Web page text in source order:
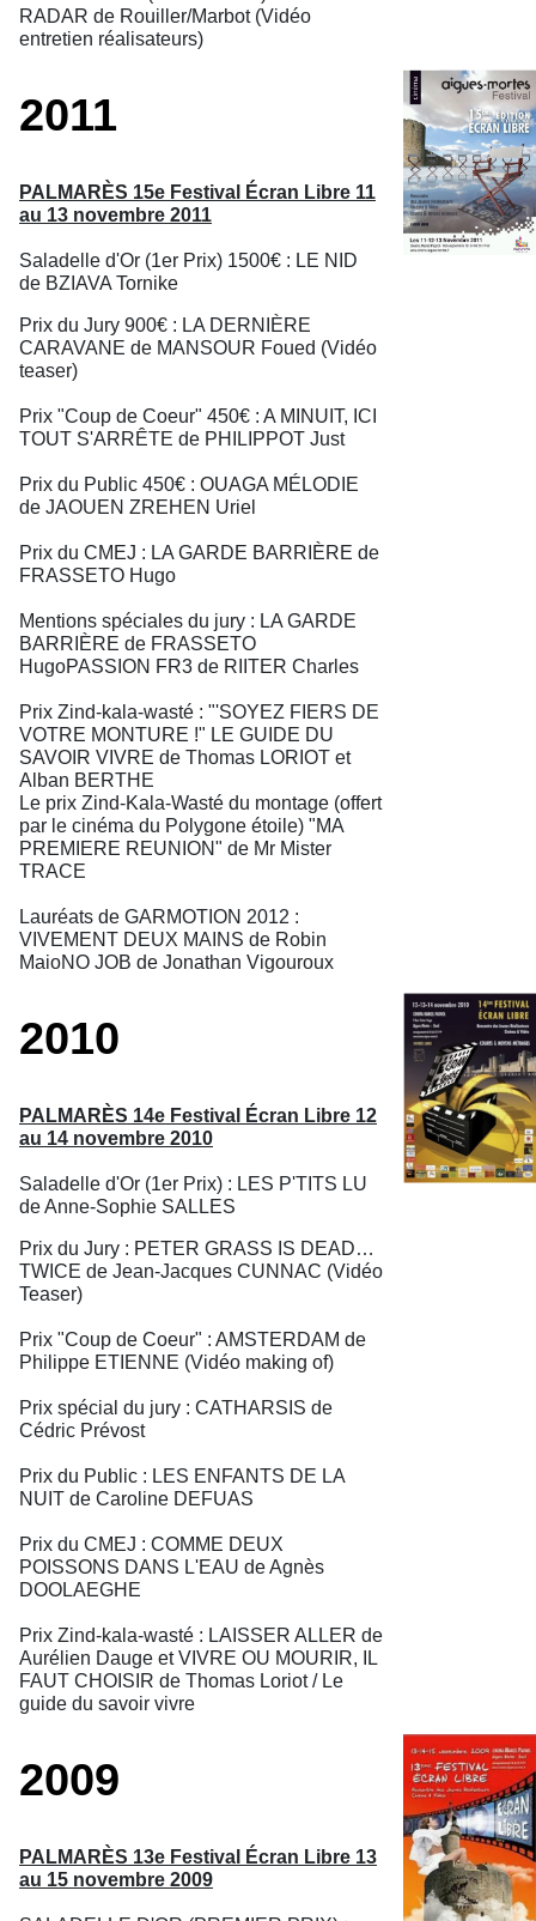
RADAR de Rouiller/Marbot (Vidéo
entretien réalisateurs)
2011
PALMARÈS 15e Festival Écran Libre 11
au 13 novembre 2011
Saladelle d'Or (1er Prix) 1500€ : LE NID
de BZIAVA Tornike
Prix du Jury 900€ : LA DERNIÈRE
CARAVANE de MANSOUR Foued (Vidéo
teaser)
Prix "Coup de Coeur" 450€ : A MINUIT, ICI
TOUT S'ARRÊTE de PHILIPPOT Just
Prix du Public 450€ : OUAGA MÉLODIE
de JAOUEN ZREHEN Uriel
Prix du CMEJ : LA GARDE BARRIÈRE de
FRASSETO Hugo
Mentions spéciales du jury : LA GARDE
BARRIÈRE de FRASSETO
HugoPASSION FR3 de RIITER Charles
Prix Zind-kala-wasté : "'SOYEZ FIERS DE
VOTRE MONTURE !" LE GUIDE DU
SAVOIR VIVRE de Thomas LORIOT et
Alban BERTHE
Le prix Zind-Kala-Wasté du montage (offert
par le cinéma du Polygone étoile) "MA
PREMIERE REUNION" de Mr Mister
TRACE
Lauréats de GARMOTION 2012 :
VIVEMENT DEUX MAINS de Robin
MaioNO JOB de Jonathan Vigouroux
2010
PALMARÈS 14e Festival Écran Libre 12
au 14 novembre 2010
Saladelle d'Or (1er Prix) : LES P'TITS LU
de Anne-Sophie SALLES
Prix du Jury : PETER GRASS IS DEAD…
TWICE de Jean-Jacques CUNNAC (Vidéo
Teaser)
Prix "Coup de Coeur" : AMSTERDAM de
Philippe ETIENNE (Vidéo making of)
Prix spécial du jury : CATHARSIS de
Cédric Prévost
Prix du Public : LES ENFANTS DE LA
NUIT de Caroline DEFUAS
Prix du CMEJ : COMME DEUX
POISSONS DANS L'EAU de Agnès
DOOLAEGHE
Prix Zind-kala-wasté : LAISSER ALLER de
Aurélien Dauge et VIVRE OU MOURIR, IL
FAUT CHOISIR de Thomas Loriot / Le
guide du savoir vivre
2009
PALMARÈS 13e Festival Écran Libre 13
au 15 novembre 2009